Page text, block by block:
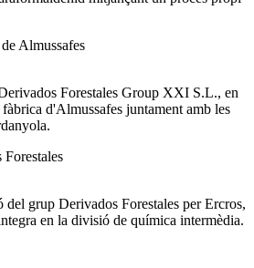
Forestales Group XXI S.L., en
d'Almussafes juntament amb les
grup Derivados Forestales per Ercros,
en la divisió de química intermèdia.